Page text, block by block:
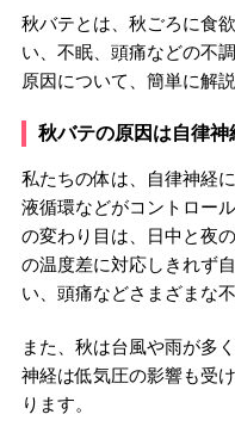
秋バテとは、秋ごろに食
い、不眠、頭痛などの不
原因について、簡単に解説
秋バテの原因は自律神
私たちの体は、自律神経
液循環などがコントロー
の変わり目は、日中と夜
の温度差に対応しきれず
い、頭痛などさまざまな
また、秋は台風や雨が多
神経は低気圧の影響も受
ります。